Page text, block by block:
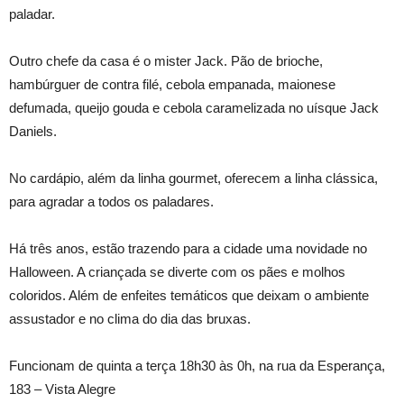
paladar.
Outro chefe da casa é o mister Jack. Pão de brioche,
hambúrguer de contra filé, cebola empanada, maionese
defumada, queijo gouda e cebola caramelizada no uísque Jack
Daniels.
No cardápio, além da linha gourmet, oferecem a linha clássica,
para agradar a todos os paladares.
Há três anos, estão trazendo para a cidade uma novidade no
Halloween. A criançada se diverte com os pães e molhos
coloridos. Além de enfeites temáticos que deixam o ambiente
assustador e no clima do dia das bruxas.
Funcionam de quinta a terça 18h30 às 0h, na rua da Esperança,
183 – Vista Alegre